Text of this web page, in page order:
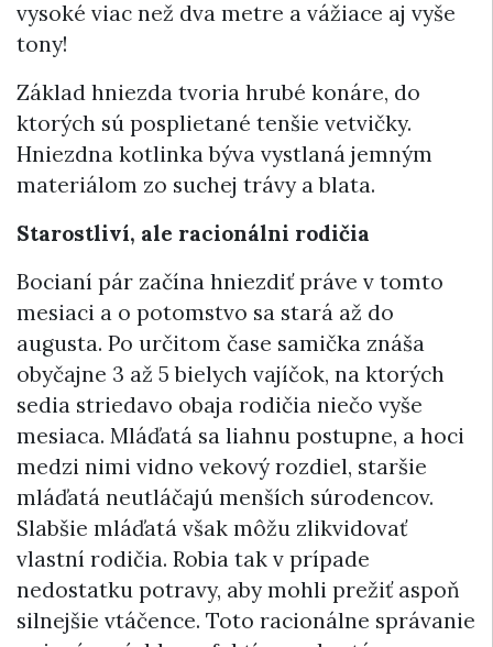
vysoké viac než dva metre a vážiace aj vyše
tony!
Základ hniezda tvoria hrubé konáre, do
ktorých sú posplietané tenšie vetvičky.
Hniezdna kotlinka býva vystlaná jemným
materiálom zo suchej trávy a blata.
Starostliví, ale racionálni rodičia
Bocianí pár začína hniezdiť práve v tomto
mesiaci a o potomstvo sa stará až do
augusta. Po určitom čase samička znáša
obyčajne 3 až 5 bielych vajíčok, na ktorých
sedia striedavo obaja rodičia niečo vyše
mesiaca. Mláďatá sa liahnu postupne, a hoci
medzi nimi vidno vekový rozdiel, staršie
mláďatá neutláčajú menších súrodencov.
Slabšie mláďatá však môžu zlikvidovať
vlastní rodičia. Robia tak v prípade
nedostatku potravy, aby mohli prežiť aspoň
silnejšie vtáčence. Toto racionálne správanie